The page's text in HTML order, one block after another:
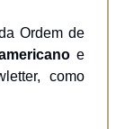
Ordem de
e
como